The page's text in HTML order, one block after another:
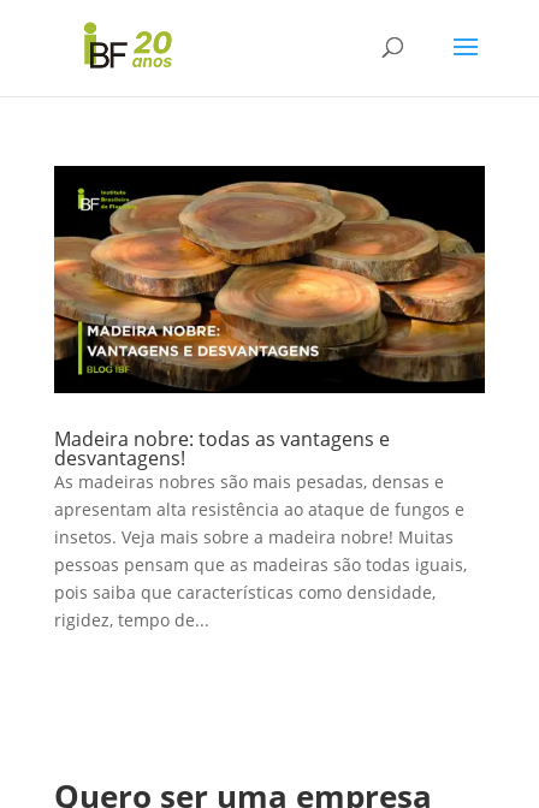
Madeira nobre: todas as vantagens e
desvantagens!
As madeiras nobres são mais pesadas, densas e
apresentam alta resistência ao ataque de fungos e
insetos. Veja mais sobre a madeira nobre! Muitas
pessoas pensam que as madeiras são todas iguais,
pois saiba que características como densidade,
rigidez, tempo de...
Quero ser uma empresa